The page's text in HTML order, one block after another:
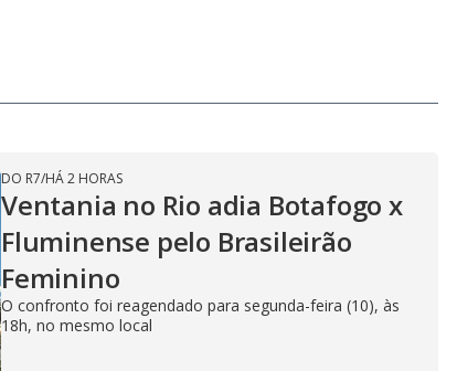
DO R7/HÁ 2 HORAS
Ventania no Rio adia Botafogo x
Fluminense pelo Brasileirão
Feminino
O confronto foi reagendado para segunda-feira (10), às
18h, no mesmo local